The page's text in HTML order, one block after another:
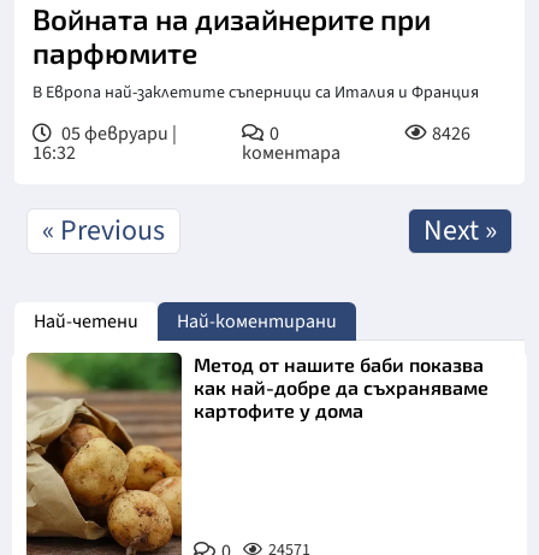
Войната на дизайнерите при
парфюмите
В Европа най-заклетите съперници са Италия и Франция
05 февруари |
16:32
0
коментара
8426
« Previous Next »
Най-четени Най-коментирани
Снимка:
Метод от нашите баби показва
как най-добре да съхраняваме
картофите у дома